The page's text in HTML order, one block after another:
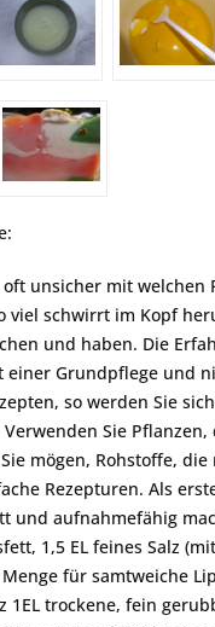
unsicher mit welchen
viel schwirrt im Kopf
und haben. Die
einer Grundpflege und
so werden Sie
Sie Pflanzen,
mögen, Rohstoffe,
Rezepturen. Als
und aufnahmefähig
1,5 EL feines Salz
für samtweiche
1EL trockene, fein